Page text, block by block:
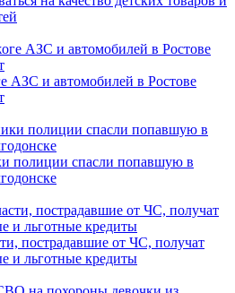
АЗС и автомобилей в Ростове
полиции спасли попавшую в
пострадавшие от ЧС, получат
и льготные кредиты